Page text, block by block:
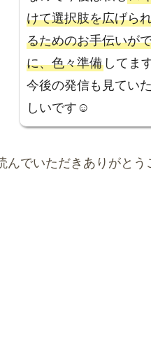
けて選択肢を広げら
るためのお手伝いが
に、色々準備してま
今後の発信も見てい
しいです☺️
んでいただきありがとう